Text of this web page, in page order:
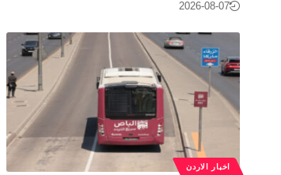
2026-08-07
اخبار الاردن